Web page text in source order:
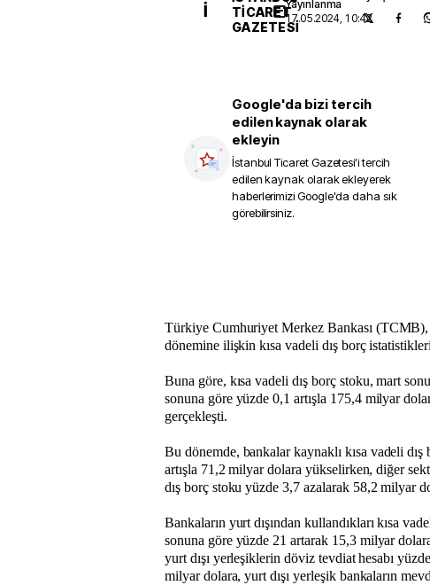
İ
TICARET
GAZETESI
Yayınlanma
17.05.2024, 10:42
Google'da bizi tercih
edilen kaynak olarak
ekleyin
İstanbul Ticaret Gazetesi'i tercih
edilen kaynak olarak ekleyerek
haberlerimizi Google'da daha sık
görebilirsiniz.
Türkiye Cumhuriyet Merkez Bankası
dönemine ilişkin kısa vadeli dış borç
Buna göre, kısa vadeli dış borç stoku, mart
sonuna göre yüzde 0,1 artışla 175,4 milyar
gerçekleşti.
Bu dönemde, bankalar kaynaklı kısa vadeli dış
artışla 71,2 milyar dolara yükselirken, diğer
dış borç stoku yüzde 3,7 azalarak 58,2 milyar
Bankaların yurt dışından kullandıkları kısa
sonuna göre yüzde 21 artarak 15,3 milyar
yurt dışı yerleşiklerin döviz tevdiat hesabı
milyar dolara, yurt dışı yerleşik bankaların